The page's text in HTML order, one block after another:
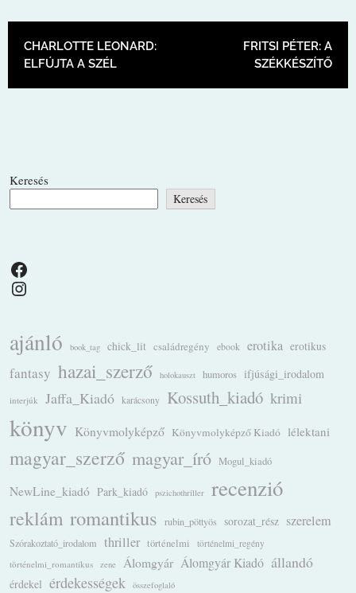
BEJEGYZÉS NAVIGÁCIÓ
CHARLOTTE LEONARD:
ELFÚJTA A SZÉL
FRITSI PÉTER: A
SZÉKKÉSZÍTŐ
Keresés
Keresés
Facebook
Instagram
ajánló book_tag chick_lit családregény ebook erotika erotikus
fantasy hazai_szerző holokauszt humoros ifjúsági_irodalom
interjúk Jaffa_Kiadó karácsony Kossuth_kiadó krimi
könyv Könyvmolyképző Könyvmolyképző Kiadó lélektani
magyar_szerző magyar_író Mogul_kiadó
NewLine_kiadó Park_kiadó pszichothriller recenzió
reklám romantikus rubin_pöttyös sorozat_rész szerelem
Szórakoztató_irodalom thriller történelmi
történelmi_regény
történelmi_romantikus
zene Álomgyár Álomgyár Kiadó állandó
érdekel érdekességek összefoglaló